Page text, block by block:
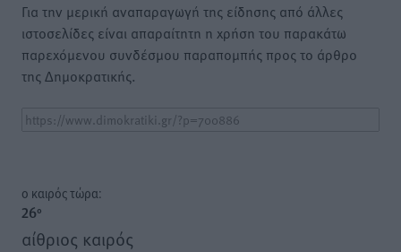
Για την μερική αναπαραγωγή της είδησης από άλλες
ιστοσελίδες είναι απαραίτητη η χρήση του παρακάτω
παρεχόμενου συνδέσμου παραπομπής προς το άρθρο
της Δημοκρατικής.
o καιρός τώρα:
26°
αίθριος καιρός